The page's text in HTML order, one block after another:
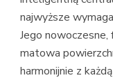
najwyższe
Jego nowoczesne,
matowa
harmonijnie z